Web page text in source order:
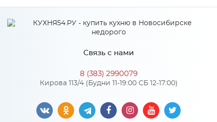
Высота 38
№189гл Альберика
Связь с нами
8 (383) 2990079
Кирова 113/4 (Будни 11-19:00 СБ 12-17:00)